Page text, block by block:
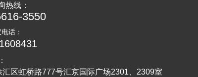
热线：
3550
话：
汇区虹桥路777号汇京国际广场2301、2309室